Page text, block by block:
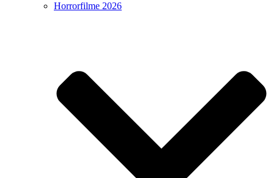
Horrorfilme 2026